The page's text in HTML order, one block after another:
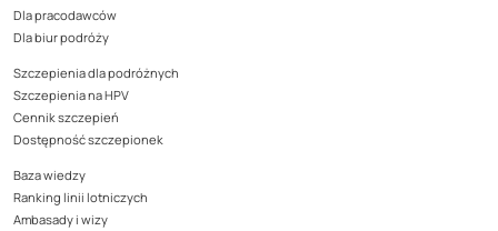
Dla pracodawców
Dla biur podróży
Szczepienia dla podróżnych
Szczepienia na HPV
Cennik szczepień
Dostępność szczepionek
Baza wiedzy
Ranking linii lotniczych
Ambasady i wizy